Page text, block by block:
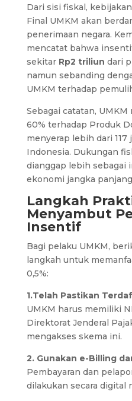
Dari sisi fiskal,
Final UMKM akan
penerimaan negara.
mencatat bahwa
sekitar Rp2 triliun dari
namun sebanding
UMKM terhadap
Sebagai catatan,
60% terhadap Produk
menyerap lebih dari
Indonesia. Dukungan
dianggap lebih sebagai
ekonomi jangka
Langkah
Menyambut
Insentif
Bagi pelaku UMKM,
langkah untuk
0,5%:
1.Telah Pastikan
UMKM harus memiliki
Direktorat Jenderal
mengakses skema ini.
2. Gunakan e-Billing
Pembayaran dan
dilakukan secara digital